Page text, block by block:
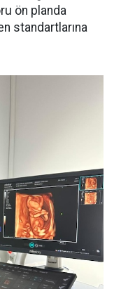
ön planda
standartlarına